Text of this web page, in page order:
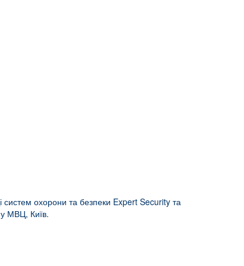
систем охорони та безпеки Expert Security та
у МВЦ, Київ.